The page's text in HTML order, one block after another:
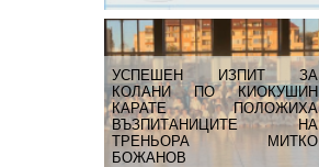
УСПЕШЕН ИЗПИТ ЗА
КОЛАНИ ПО КИОКУШИН
КАРАТЕ ПОЛОЖИХА
ВЪЗПИТАНИЦИТЕ НА
ТРЕНЬОРА МИТКО
БОЖАНОВ